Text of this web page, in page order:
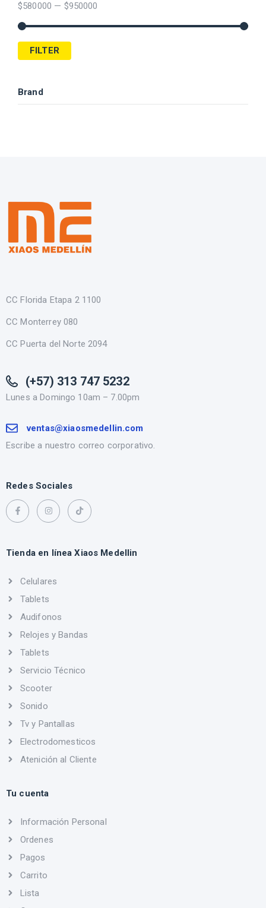
$580000 — $950000
FILTER
Brand
CC Florida Etapa 2 1100
CC Monterrey 080
CC Puerta del Norte 2094
(+57) 313 747 5232
Lunes a Domingo 10am – 7.00pm
ventas@xiaosmedellin.com
Escribe a nuestro correo corporativo.
Redes Sociales
Tienda en línea Xiaos Medellin
Celulares
Tablets
Audifonos
Relojes y Bandas
Tablets
Servicio Técnico
Scooter
Sonido
Tv y Pantallas
Electrodomesticos
Atenición al Cliente
Tu cuenta
Información Personal
Ordenes
Pagos
Carrito
Lista